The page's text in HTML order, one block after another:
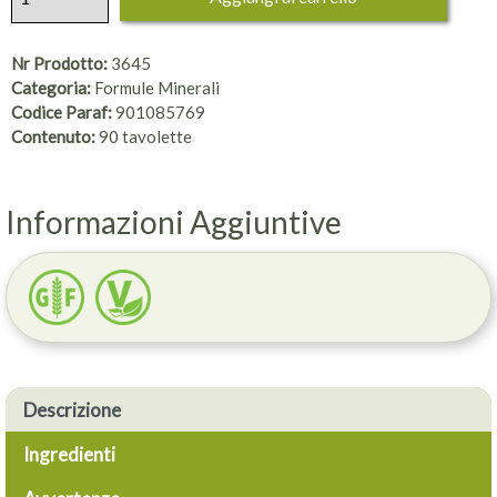
Nr Prodotto: 3645
Categoria: Formule Minerali
Codice Paraf:901085769
Contenuto:90 tavolette
Informazioni Aggiuntive
Descrizione
Ingredienti